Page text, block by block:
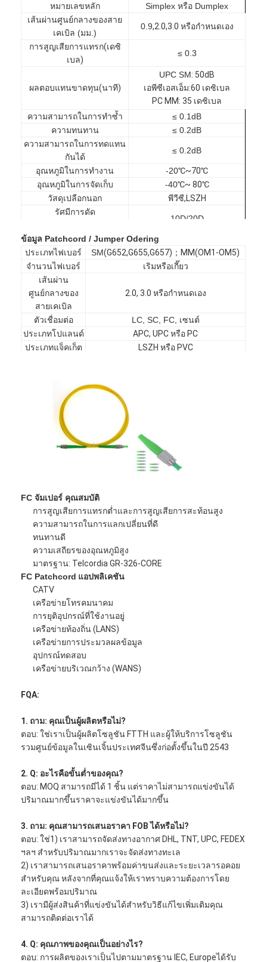
เกี่ยวกับเรา
ทัวร์โรงงาน
ติดต่อเรา
ข่าว
MPO MTP
WDM MUX DEMUX
แยก PLC ไฟเบอร์ออปติก
ผมเปียไฟเบอร์ออปติก
อะแดปเตอร์ใยแก้วนำแสง
ช่องเสียบสายไฟเบอร์ออปติก
กล่องเลิกจ้างไฟเบอร์ออปติก
แผงแพทช์ไฟเบอร์ออปติก
โมดูลรับส่งสัญญาณแสง
ไฟเบอร์ออปติก Media Converter
สวิตช์ไฟเบอร์อีเธอร์เน็ต
หมายเลขหลัก
Simplex หรือ Dumplex
เส้นผ่านศูนย์กลางของสาย
เคเบิล (มม.)
0.9,2.0,3.0 หรือกำหนดเอง
การสูญเสียการแทรก(เดซิ
เบล)
≤ 0.3
ผลตอบแทนขาดทุน(นาที)
UPC SM: 50dB
เอพีซีเอสเอ็ม:60 เดซิเบล
PC MM: 35 เดซิเบล
ความสามารถในการทำซ้ำ
≤ 0.1dB
ความทนทาน
≤ 0.2dB
ความสามารถในการทดแทน
กันได้
≤ 0.2dB
อุณหภูมิในการทำงาน -20℃~70℃
อุณหภูมิในการจัดเก็บ
-40℃~ 80℃
วัสดุเปลือกนอก
พีวีซี,LSZH
รัศมีการดัด
10D/20D
ความยาว
ข้อมูล Patchcord / Jumper Odering
ประเภทไฟเบอร์
SM(G652,G655,G657)； MM(OM1-OM5)
จำนวนไฟเบอร์
เริมหรือเกี๊ยว
เส้นผ่าน
ศูนย์กลางของ
สายเคเบิล
2.0, 3.0 หรือกำหนดเอง
ตัวเชื่อมต่อ
LC, SC, FC, เซนต์
ประเภทโปแลนด์
APC, UPC หรือ PC
ประเภทแจ็คเก็ต
LSZH หรือ PVC
สีเสื้อ เหลือง, อควา, ม่วงหรือกำหนดเอง
FC จัมเปอร์ คุณสมบัติ
การสูญเสียการแทรกต่ำและการสูญเสียการสะท้อนสูง
ความสามารถในการแลกเปลี่ยนที่ดี
ทนทานดี
ความเสถียรของอุณหภูมิสูง
มาตรฐาน: Telcordia GR-326-CORE
FC Patchcord แอปพลิเคชัน
CATV
เครือข่ายโทรคมนาคม
การยุติอุปกรณ์ที่ใช้งานอยู่
เครือข่ายท้องถิ่น (LANS)
เครือข่ายการประมวลผลข้อมูล
อุปกรณ์ทดสอบ
เครือข่ายบริเวณกว้าง (WANS)
FQA:
1. ถาม: คุณเป็นผู้ผลิตหรือไม่?
ตอบ: ใช่เราเป็นผู้ผลิตโซลูชัน FTTH และผู้ให้บริการโซลูชัน
รวมศูนย์ข้อมูลในเซินเจิ้นประเทศจีนซึ่งก่อตั้งขึ้นในปี 2543
2. Q: อะไรคือขั้นต่ำของคุณ?
ตอบ: MOQ สามารถมีได้ 1 ชิ้น แต่ราคาไม่สามารถแข่งขันได้
ปริมาณมากขึ้นราคาจะแข่งขันได้มากขึ้น
3. ถาม: คุณสามารถเสนอราคา FOB ได้หรือไม่?
ตอบ: ใช่1) เราสามารถจัดส่งทางอากาศ DHL, TNT, UPC, FEDEX
ฯลฯ สำหรับปริมาณมากเราจะจัดส่งทางทะเล
2) เราสามารถเสนอราคาพร้อมค่าขนส่งและระยะเวลารอคอย
สำหรับคุณ หลังจากที่คุณแจ้งให้เราทราบความต้องการโดย
ละเอียดพร้อมปริมาณ
3) เรามีผู้ส่งสินค้าที่แข่งขันได้สำหรับวิธีแก้ไขเพิ่มเติมคุณ
สามารถติดต่อเราได้
4. Q: คุณภาพของคุณเป็นอย่างไร?
ตอบ: การผลิตของเราเป็นไปตามมาตรฐาน IEC, Europeได้รับ